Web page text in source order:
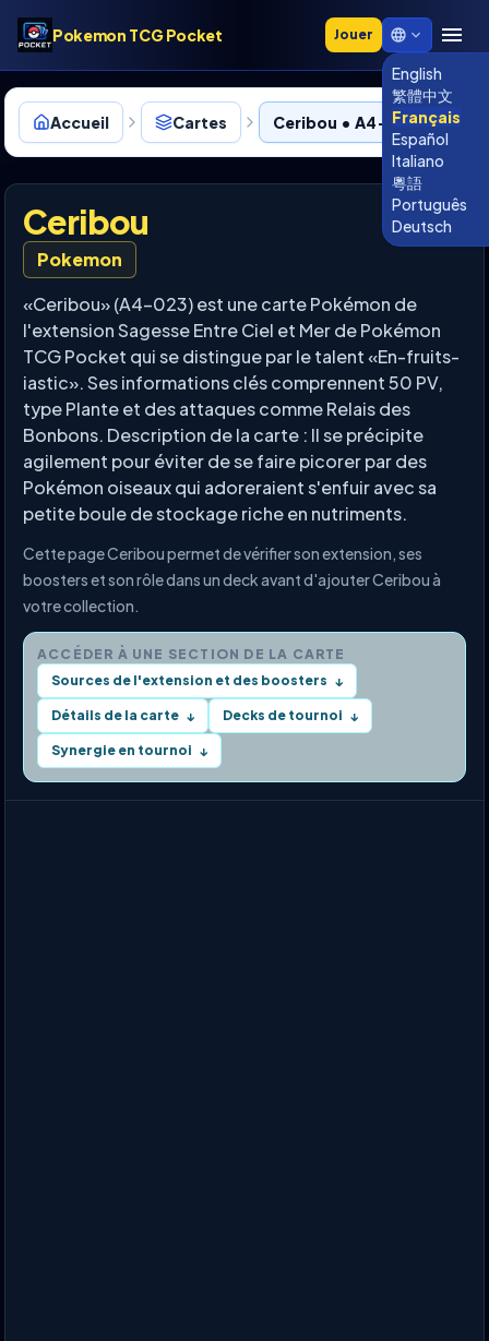
Pokemon TCG Pocket Jouer
English
繁體中文
Français
Español
Italiano
粵語
Português
Deutsch
Accueil Cartes Ceribou • A4-023
Ceribou
Pokemon
«Ceribou» (A4-023) est une carte Pokémon de
l'extension Sagesse Entre Ciel et Mer de Pokémon
TCG Pocket qui se distingue par le talent «En-fruits-
iastic». Ses informations clés comprennent 50 PV,
type Plante et des attaques comme Relais des
Bonbons. Description de la carte : Il se précipite
agilement pour éviter de se faire picorer par des
Pokémon oiseaux qui adoreraient s'enfuir avec sa
petite boule de stockage riche en nutriments.
Cette page Ceribou permet de vérifier son extension, ses
boosters et son rôle dans un deck avant d'ajouter Ceribou à
votre collection.
ACCÉDER À UNE SECTION DE LA CARTE
Sources de l'extension et des boosters ↓
Détails de la carte ↓ Decks de tournoi ↓
Synergie en tournoi ↓